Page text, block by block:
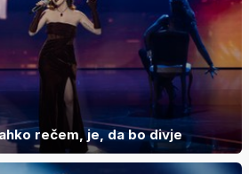
rečem, je, da bo divje